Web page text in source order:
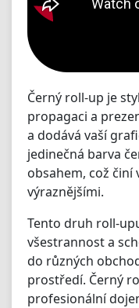
Černý roll-up je
propagaci a
a dodává vaší
jedinečná barva
obsahem, což činí
výraznějšími.
Tento druh roll-
všestrannost a
do různých
prostředí. Černý
profesionální